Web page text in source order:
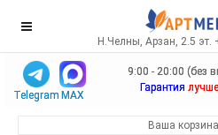
Н.Челны, Арзан, 2.5 эт.
Telegram MAX
9:00 - 20:00 (без
Гарантия
Ваша